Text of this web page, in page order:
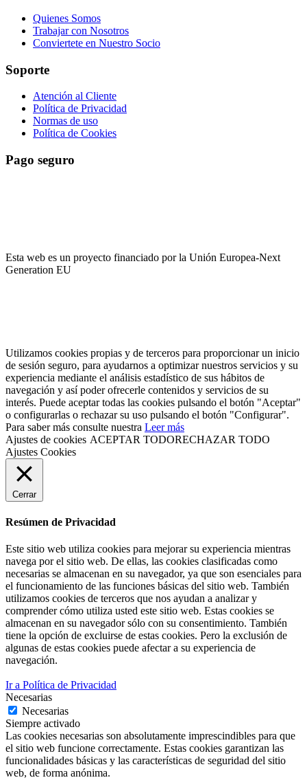
Quienes Somos
Trabajar con Nosotros
Conviertete en Nuestro Socio
Soporte
Atención al Cliente
Política de Privacidad
Normas de uso
Política de Cookies
Pago seguro
Esta web es un proyecto financiado por la Unión Europea-Next
Generation EU
Utilizamos cookies propias y de terceros para proporcionar un inicio
de sesión seguro, para ayudarnos a optimizar nuestros servicios y su
experiencia mediante el análisis estadístico de sus hábitos de
navegación y así poder ofrecerle contenidos y servicios de su
interés. Puede aceptar todas las cookies pulsando el botón "Aceptar"
o configurarlas o rechazar su uso pulsando el botón "Configurar".
Para saber más consulte nuestra Leer más
Ajustes de cookies ACEPTAR TODORECHAZAR TODO
Ajustes Cookies
Cerrar
Resúmen de Privacidad
Este sitio web utiliza cookies para mejorar su experiencia mientras
navega por el sitio web. De ellas, las cookies clasificadas como
necesarias se almacenan en su navegador, ya que son esenciales para
el funcionamiento de las funciones básicas del sitio web. También
utilizamos cookies de terceros que nos ayudan a analizar y
comprender cómo utiliza usted este sitio web. Estas cookies se
almacenan en su navegador sólo con su consentimiento. También
tiene la opción de excluirse de estas cookies. Pero la exclusión de
algunas de estas cookies puede afectar a su experiencia de
navegación.
Ir a Política de Privacidad
Necesarias
Necesarias
Siempre activado
Las cookies necesarias son absolutamente imprescindibles para que
el sitio web funcione correctamente. Estas cookies garantizan las
funcionalidades básicas y las características de seguridad del sitio
web, de forma anónima.